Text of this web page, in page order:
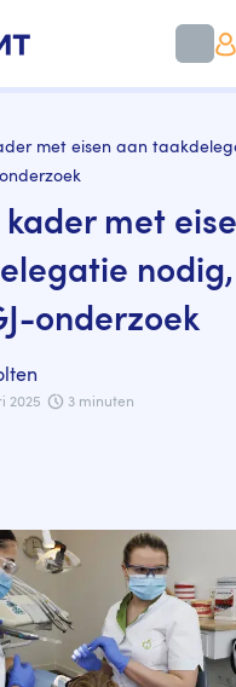
met eisen aan
met
nodig,
onderzoek
2025 3 minuten